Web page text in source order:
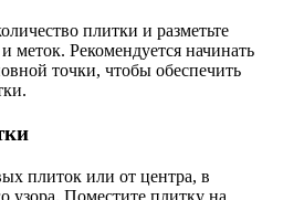
плитки и разметьте
Рекомендуется начинать
точки, чтобы обеспечить
плиток или от центра, в
узора. Поместите плитку на